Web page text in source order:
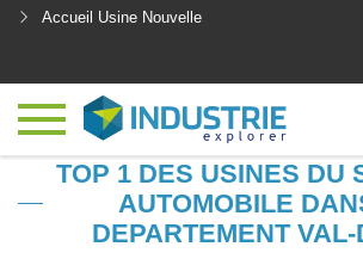
Accueil Usine Nouvelle
TOP 1 DES USINES DU
AUTOMOBILE
DEPARTEMENT